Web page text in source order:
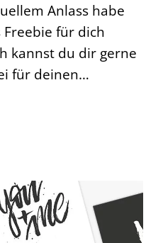
Anlass habe
für dich
kannst du dir gerne
für deinen…